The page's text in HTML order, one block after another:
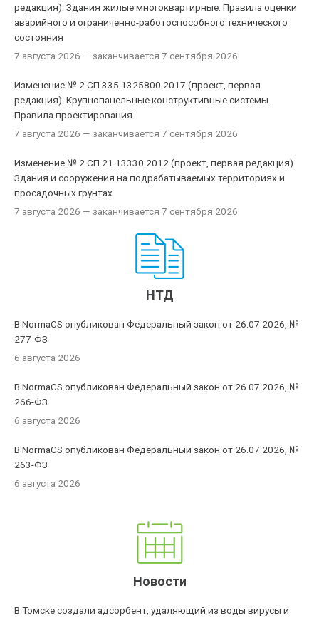
редакция). Здания жилые многоквартирные. Правила оценки
аварийного и ограниченно-работоспособного технического
состояния
7 августа 2026 — заканчивается 7 сентября 2026
Изменение № 2 СП 335.1325800.2017 (проект, первая
редакция). Крупнопанельные конструктивные системы.
Правила проектирования
7 августа 2026 — заканчивается 7 сентября 2026
Изменение № 2 СП 21.13330.2012 (проект, первая редакция).
Здания и сооружения на подрабатываемых территориях и
просадочных грунтах
7 августа 2026 — заканчивается 7 сентября 2026
НТД
В NormaCS опубликован Федеральный закон от 26.07.2026, №
277-ФЗ
6 августа 2026
В NormaCS опубликован Федеральный закон от 26.07.2026, №
266-ФЗ
6 августа 2026
В NormaCS опубликован Федеральный закон от 26.07.2026, №
263-ФЗ
6 августа 2026
Новости
В Томске создали адсорбент, удаляющий из воды вирусы и